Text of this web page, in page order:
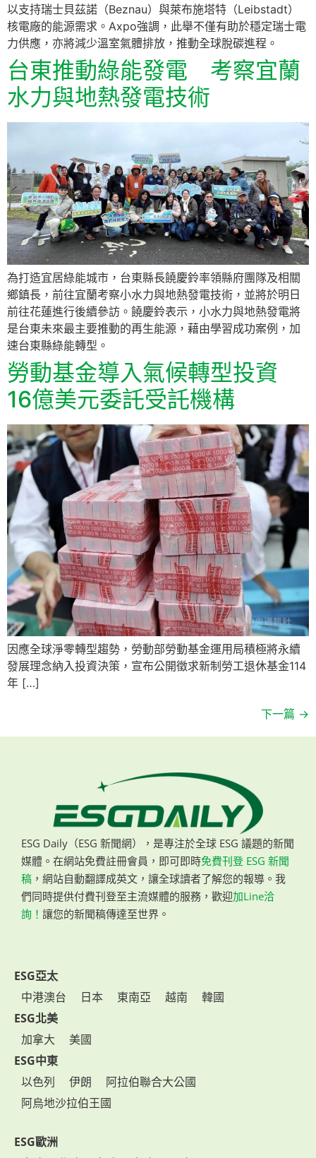
以支持瑞士貝茲諾（Beznau）與萊布施塔特（Leibstadt）
核電廠的能源需求。Axpo強調，此舉不僅有助於穩定瑞士電
力供應，亦將減少溫室氣體排放，推動全球脫碳進程。
台東推動綠能發電 考察宜蘭
水力與地熱發電技術
為打造宜居綠能城市，台東縣長饒慶鈴率領縣府團隊及相關
鄉鎮長，前往宜蘭考察小水力與地熱發電技術，並將於明日
前往花蓮進行後續參訪。饒慶鈴表示，小水力與地熱發電將
是台東未來最主要推動的再生能源，藉由學習成功案例，加
速台東縣綠能轉型。
勞動基金導入氣候轉型投資
16億美元委託受託機構
因應全球淨零轉型趨勢，勞動部勞動基金運用局積極將永續
發展理念納入投資決策，宣布公開徵求新制勞工退休基金114
年 […]
下一篇 →
ESG Daily（ESG 新聞網），是專注於全球 ESG 議題的新聞
媒體。在網站免費註冊會員，即可即時免費刊登 ESG 新聞
稿 ，網站自動翻譯成英文，讓全球讀者了解您的報導。我
們同時提供付費刊登至主流媒體的服務，歡迎加Line洽
詢！ 讓您的新聞稿傳達至世界。
ESG亞太
中港澳台
日本 東南亞 越南
韓國
ESG北美
加拿大
美國
ESG中東
以色列
伊朗
阿拉伯聯合大公國
阿烏地沙拉伯王國
ESG歐洲